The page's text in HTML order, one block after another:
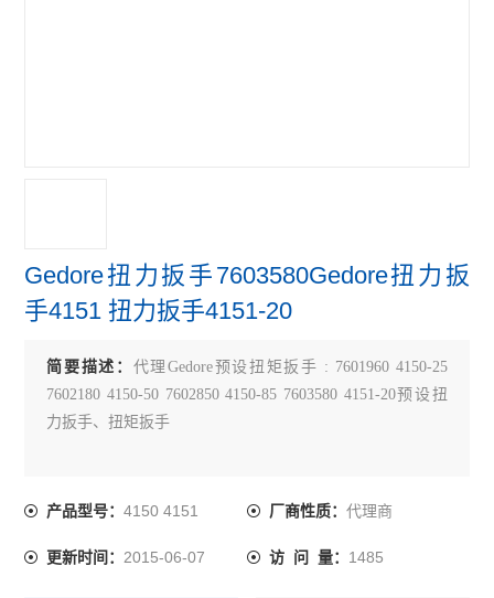
Gedore扭力扳手7603580Gedore扭力扳
手4151 扭力扳手4151-20
简要描述： 代理Gedore预设扭矩扳手 : 7601960 4150-25
7602180 4150-50 7602850 4150-85 7603580 4151-20预设扭
力扳手、扭矩扳手
产品型号：4150 4151 厂商性质： 代理商
更新时间：2015-06-07 访 问 量： 1485